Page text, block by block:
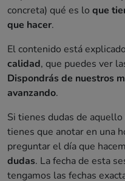
concreta) qué es lo que
que hacer.
El contenido está
calidad, que puedes ver
Dispondrás de nuestros
avanzando.
Si tienes dudas de
tienes que anotar en una
preguntar el día que
dudas. La fecha de esta
tengamos las fechas